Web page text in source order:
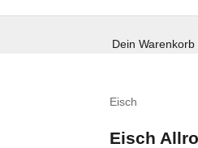
Dein Warenkorb
Eisch
Eisch